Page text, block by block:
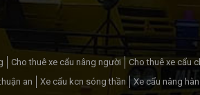
Cho thuê xe cẩu nâng người Cho thuê xe cẩu
an Xe cẩu kcn sóng thần Xe cẩu nâng